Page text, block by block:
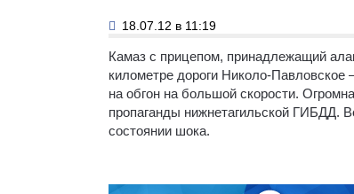
18.07.12 в 11:19
Камаз с прицепом, принадлежащий
километре дороги Николо-Павловское
на обгон на большой скорости.
пропаганды нижнетагильской ГИБДД.
состоянии шока.